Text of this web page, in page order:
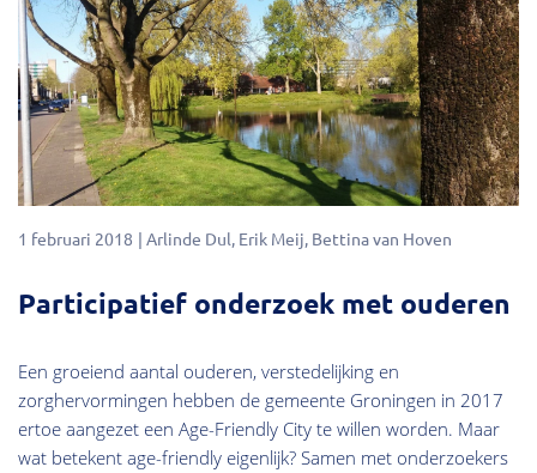
1 februari 2018 Arlinde Dul Erik Meij Bettina van Hoven
Participatief onderzoek met ouderen
Een groeiend aantal ouderen, verstedelijking en
zorghervormingen hebben de gemeente Groningen in 2017
ertoe aangezet een Age-Friendly City te willen worden. Maar
wat betekent age-friendly eigenlijk? Samen met onderzoekers